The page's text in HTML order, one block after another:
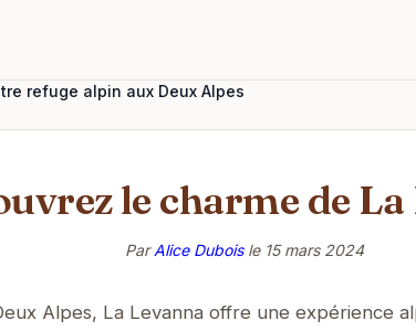
refuge alpin aux Deux Alpes
le charme de
ParAlice Duboisle 15 mars 2024
Alpes, La Levanna offre une expérience